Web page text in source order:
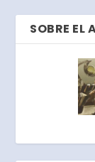
SOBRE EL